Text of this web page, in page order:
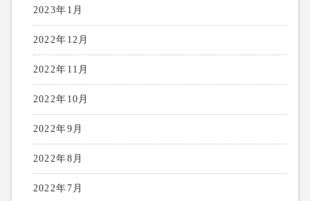
2023年1月
2022年12月
2022年11月
2022年10月
2022年9月
2022年8月
2022年7月